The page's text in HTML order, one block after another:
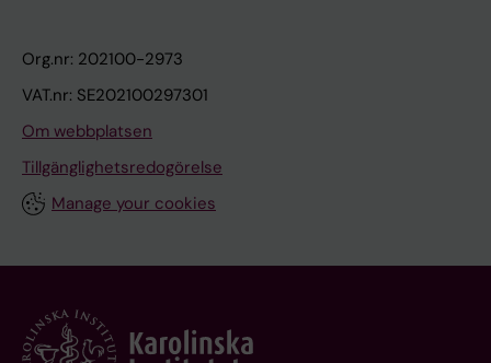
Org.nr: 202100-2973
VAT.nr: SE202100297301
Om webbplatsen
Tillgänglighetsredogörelse
Manage your cookies